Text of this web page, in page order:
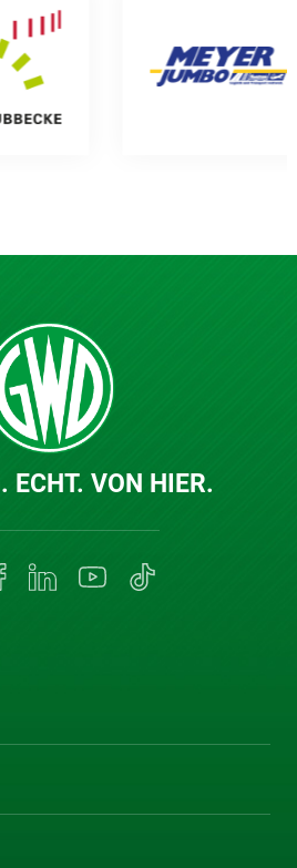
ECHT. VON HIER.